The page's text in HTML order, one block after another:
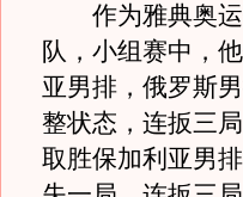
作为雅典奥运
队，小组赛中，
亚男排，俄罗斯
整状态，连扳三
取胜保加利亚男